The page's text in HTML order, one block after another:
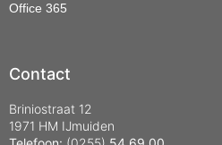
Office 365
Contact
Briniostraat 12
1971 HM IJmuiden